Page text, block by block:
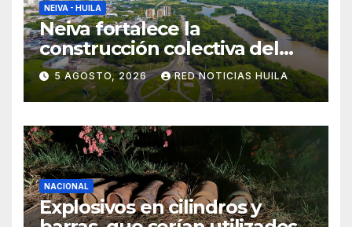
NEIVA - HUILA
Neiva fortalece la
construcción colectiva del
POT
5 AGOSTO, 2026 RED NOTICIAS HUILA
NACIONAL
Explosivos en cilindros y